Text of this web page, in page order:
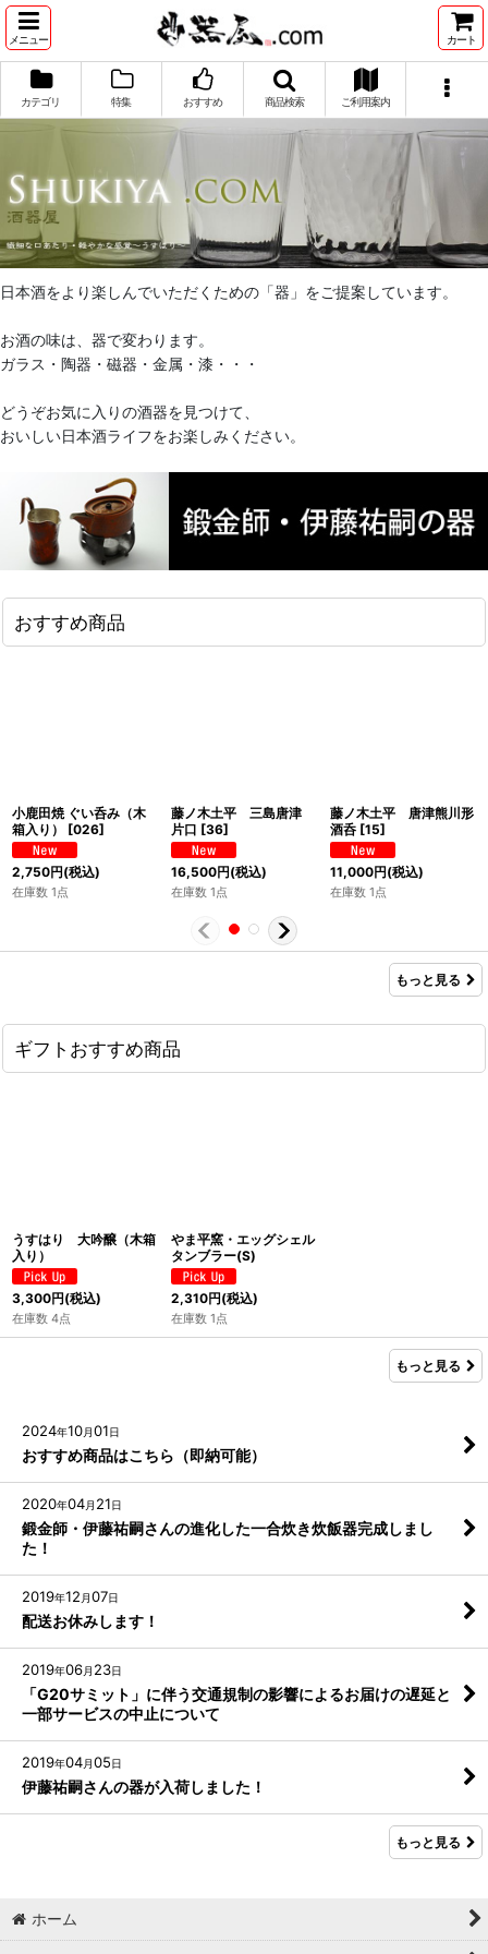
メニュー カート
カテゴリ 特集 おすすめ 商品検索 ご利用案内
日本酒をより楽しんでいただくための「器」をご提案しています。
お酒の味は、器で変わります。
ガラス・陶器・磁器・金属・漆・・・
どうぞお気に入りの酒器を見つけて、
おいしい日本酒ライフをお楽しみください。
おすすめ商品
小鹿田焼 ぐい呑み（木
箱入り）
[026]
2,750円(税込)
在庫数 1点
藤ノ木土平 三島唐津
片口 [36]
16,500円(税込)
在庫数 1点
藤ノ木土平 唐津熊川形
酒呑 [15]
11,000円(税込)
在庫数 1点
もっと見る
ギフトおすすめ商品
うすはり 大吟醸（木箱
入り）
3,300円(税込)
在庫数 4点
やま平窯・エッグシェル
タンブラー(S)
2,310円(税込)
在庫数 1点
もっと見る
2024年10月01日
おすすめ商品はこちら（即納可能）
2020年04月 21日
鍛金師・伊藤祐嗣さんの進化した一合炊き炊飯器完成しまし
た！
2019年12 月07日
配送お休みします！
2019年06月 23日
「G20サミット」に伴う交通規制の影響によるお届けの遅延と
一部サービスの中止について
2019年04月05日
伊藤祐嗣さんの器が入荷しました！
もっと見る
ホーム